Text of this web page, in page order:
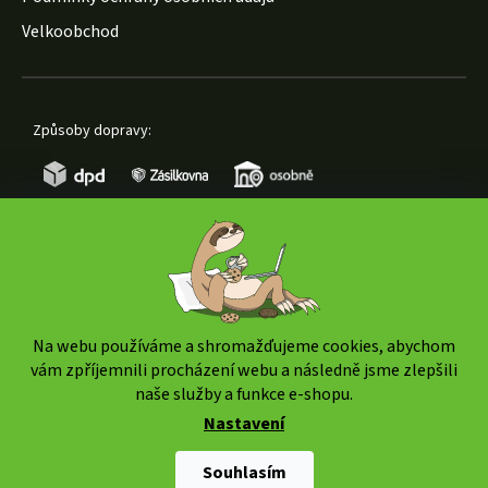
Na webu používáme a shromažďujeme cookies, abychom
vám zpříjemnili procházení webu a následně jsme zlepšili
naše služby a funkce e-shopu.
Nastavení
Souhlasím
Velkoobchod
Způsoby dopravy:
www.weedshop.cz
vyhrazena.
Upravit nastavení cookies